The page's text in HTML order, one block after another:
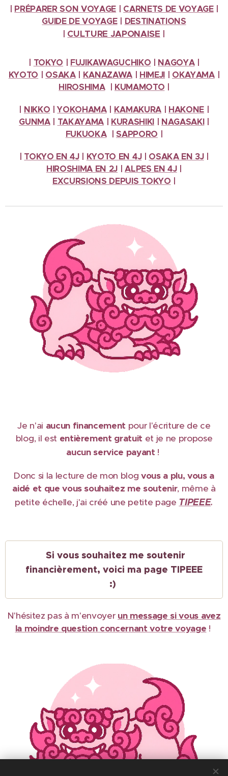
PRÉPARER SON VOYAGE CARNETS DE VOYAGE|
GUIDE DE VOYAGE| DESTINATIONS
CULTURE JAPONAISE |
TOKYO FUJIKAWAGUCHIKO NAGOYA|
KYOTO
OSAKA| KANAZAWA HIMEJI OKAYAMA|
HIROSHIMA| KUMAMOTO
NIKKO |YOKOHAMA| KAMAKURA HAKONE
GUNMA| TAKAYAMA| KURASHIKI NAGASAKI|
FUKUOKA|SAPPORO
TOKYO EN 4J KYOTO EN 4J OSAKA EN 3J
HIROSHIMA EN 2J
|ALPES EN 4J
EXCURSIONS DEPUIS TOKYO
Je n'ai aucun financement pour l'écriture de ce
blog, il est entièrement gratuit et je ne propose
aucun service payant !
Donc si la lecture de mon blogvous a plu, vous a
aidé et que vous souhaitez me soutenir, même à
petite échelle, j'ai créé une petite page TIPEEE.
Si vous souhaitez me soutenir
financièrement, voici ma page TIPEEE
:)
N'hésitez pas à m'envoyer un message si vous avez
la moindre question concernant votre voyage !